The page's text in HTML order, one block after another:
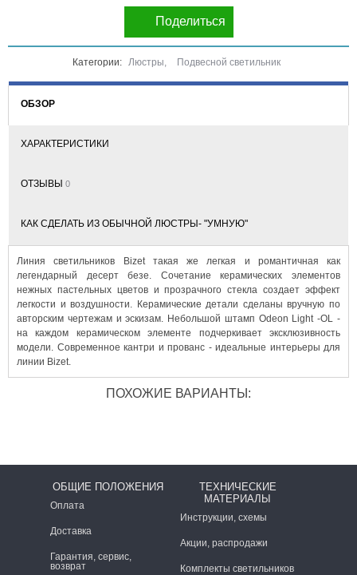
Поделиться
Категории: Люстры, Подвесной светильник
ОБЗОР
ХАРАКТЕРИСТИКИ
ОТЗЫВЫ 0
КАК СДЕЛАТЬ ИЗ ОБЫЧНОЙ ЛЮСТРЫ- "УМНУЮ"
Линия светильников Bizet такая же легкая и романтичная как
легендарный десерт безе. Сочетание керамических элементов
нежных пастельных цветов и прозрачного стекла создает эффект
легкости и воздушности. Керамические детали сделаны вручную по
авторским чертежам и эскизам. Небольшой штамп Odeon Light -OL -
на каждом керамическом элементе подчеркивает эксклюзивность
модели. Современное кантри и прованс - идеальные интерьеры для
линии Bizet.
ПОХОЖИЕ ВАРИАНТЫ:
ОБЩИЕ ПОЛОЖЕНИЯ
Оплата
Доставка
Гарантия, сервис,
возврат
ТЕХНИЧЕСКИЕ
МАТЕРИАЛЫ
Инструкции, схемы
Акции, распродажи
Комплекты светильников